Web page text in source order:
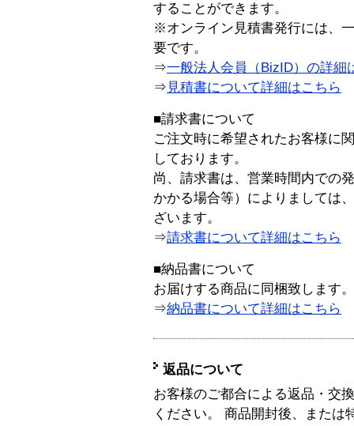
することができます。
※オンライン見積書発行には、
要です。
⇒一般法人会員（BizID）の詳細
⇒ 見積書について詳細はこちら
■請求書について
ご注文時に希望されたお客様に
しております。
尚、請求書は、営業時間内での
かかる場合等）によりましては
ざいます。
⇒請求書について詳細はこちら
■納品書について
お届けする商品に同梱致します。
⇒納品書について詳細はこちら
返品について
お客様のご都合による返品・交
ください。 商品開封後、または